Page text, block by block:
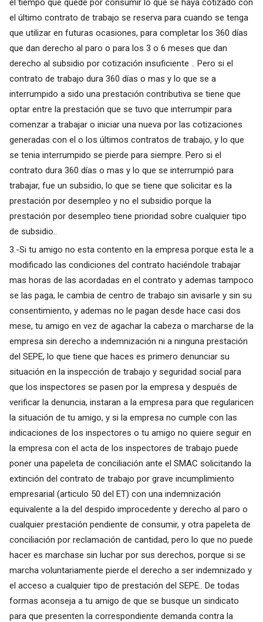
el tiempo que quede por consumir lo que se haya cotizado con
el último contrato de trabajo se reserva para cuando se tenga
que utilizar en futuras ocasiones, para completar los 360 días
que dan derecho al paro o para los 3 o 6 meses que dan
derecho al subsidio por cotización insuficiente .. Pero si el
contrato de trabajo dura 360 días o mas y lo que se a
interrumpido a sido una prestación contributiva se tiene que
optar entre la prestación que se tuvo que interrumpir para
comenzar a trabajar o iniciar una nueva por las cotizaciones
generadas con el o los últimos contratos de trabajo, y lo que
se tenia interrumpido se pierde para siempre. Pero si el
contrato dura 360 días o mas y lo que se interrumpió para
trabajar, fue un subsidio, lo que se tiene que solicitar es la
prestación por desempleo y no el subsidio porque la
prestación por desempleo tiene prioridad sobre cualquier tipo
de subsidio..
3.-Si tu amigo no esta contento en la empresa porque esta le a
modificado las condiciones del contrato haciéndole trabajar
mas horas de las acordadas en el contrato y ademas tampoco
se las paga, le cambia de centro de trabajo sin avisarle y sin su
consentimiento, y ademas no le pagan desde hace casi dos
mese, tu amigo en vez de agachar la cabeza o marcharse de la
empresa sin derecho a indemnización ni a ninguna prestación
del SEPE, lo que tiene que haces es primero denunciar su
situación en la inspección de trabajo y seguridad social para
que los inspectores se pasen por la empresa y después de
verificar la denuncia, instaran a la empresa para que regularicen
la situación de tu amigo, y si la empresa no cumple con las
indicaciones de los inspectores o tu amigo no quiere seguir en
la empresa con el acta de los inspectores de trabajo puede
poner una papeleta de conciliación ante el SMAC solicitando la
extinción del contrato de trabajo por grave incumplimiento
empresarial (articulo 50 del ET) con una indemnización
equivalente a la del despido improcedente y derecho al paro o
cualquier prestación pendiente de consumir, y otra papeleta de
conciliación por reclamación de cantidad, pero lo que no puede
hacer es marchase sin luchar por sus derechos, porque si se
marcha voluntariamente pierde el derecho a ser indemnizado y
el acceso a cualquier tipo de prestación del SEPE.. De todas
formas aconseja a tu amigo de que se busque un sindicato
para que presenten la correspondiente demanda contra la